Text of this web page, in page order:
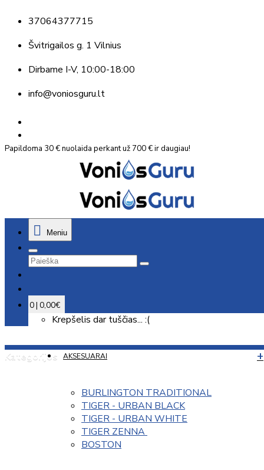
37064377715
Švitrigailos g. 1 Vilnius
Dirbame I-V, 10:00-18:00
info@voniosguru.lt
Papildoma 30 € nuolaida perkant už 700 € ir daugiau!
Meniu
0 | 0,00€
Krepšelis dar tuščias... :(
Kategorijos AKSESUARAI
BURLINGTON TRADITIONAL
TIGER - URBAN BLACK
TIGER - URBAN WHITE
TIGER ZENNA
BOSTON